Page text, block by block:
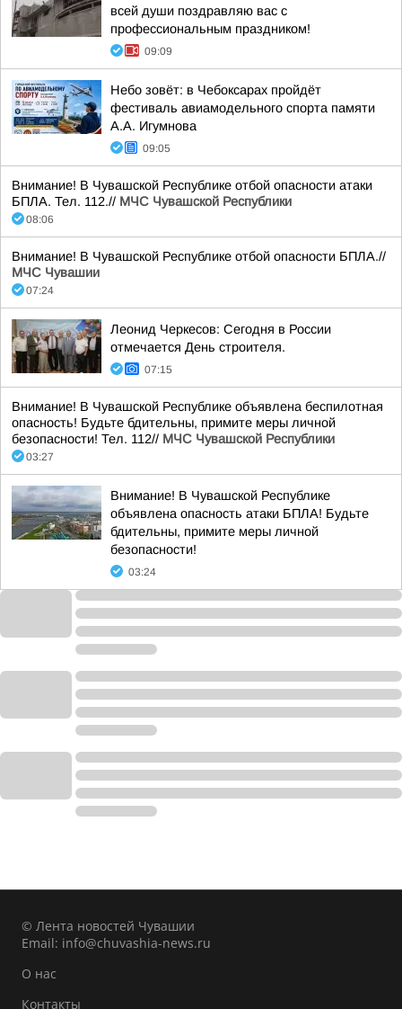
всей души поздравляю вас с
профессиональным праздником!
09:09
Небо зовёт: в Чебоксарах пройдёт
фестиваль авиамодельного спорта памяти
А.А. Игумнова
09:05
Внимание! В Чувашской Республике отбой опасности атаки
БПЛА. Тел. 112.// МЧС Чувашской Республики
08:06
Внимание! В Чувашской Республике отбой опасности БПЛА.//
МЧС Чувашии
07:24
Леонид Черкесов: Сегодня в России
отмечается День строителя.
07:15
Внимание! В Чувашской Республике объявлена беспилотная
опасность! Будьте бдительны, примите меры личной
безопасности! Тел. 112// МЧС Чувашской Республики
03:27
Внимание! В Чувашской Республике
объявлена опасность атаки БПЛА! Будьте
бдительны, примите меры личной
безопасности!
03:24
© Лента новостей Чувашии
Email: info@chuvashia-news.ru
О нас
Контакты